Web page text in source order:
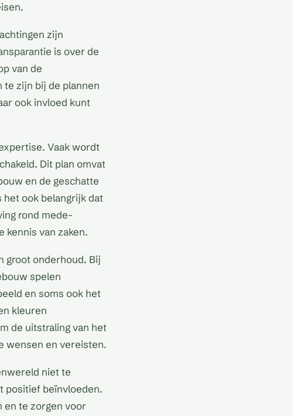
zijn
is over de
van de
te zijn bij de plannen
ook invloed kunt
Vaak wordt
Dit plan omvat
en de geschatte
ook belangrijk dat
rond mede-
kennis van zaken.
groot onderhoud. Bij
spelen
en soms ook het
kleuren
de uitstraling van het
wensen en vereisten.
niet te
positief beïnvloeden.
en te zorgen voor